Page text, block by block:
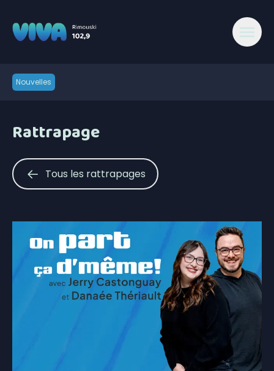
Nouvelles
Rattrapage
Tous les rattrapages